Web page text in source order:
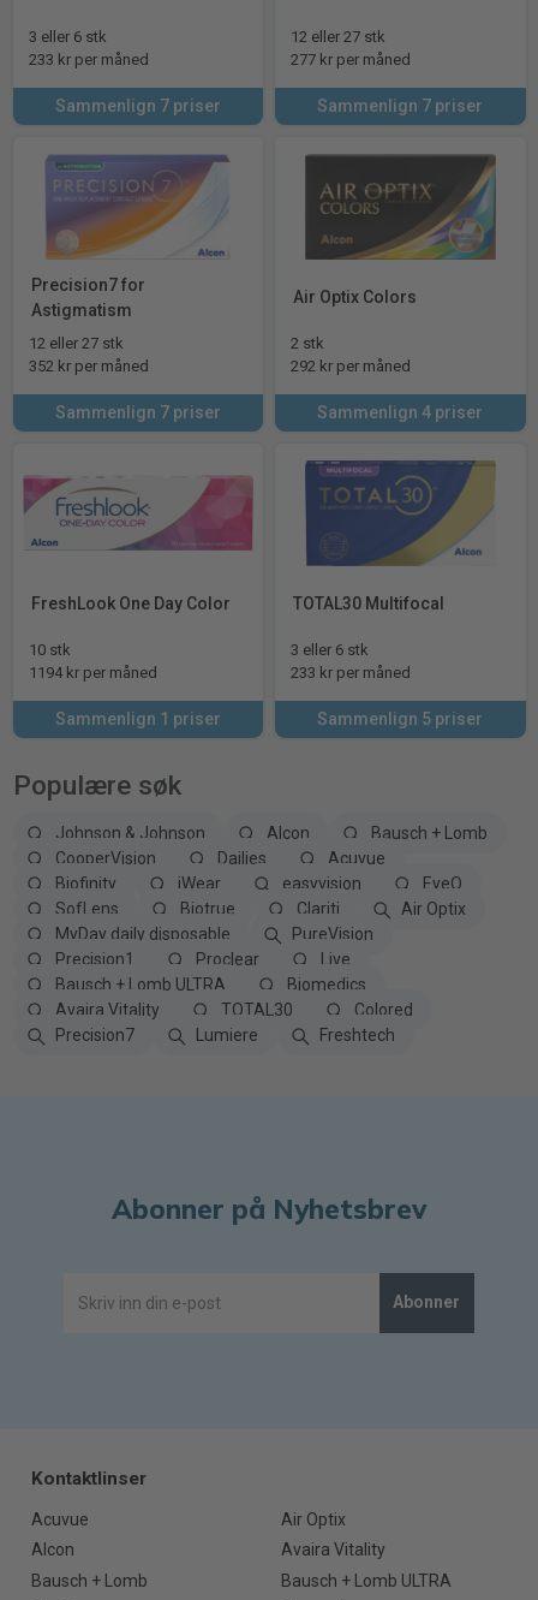
3 eller 6 stk
233 kr per måned
Sammenlign 7 priser
12 eller 27 stk
277 kr per måned
Sammenlign 7 priser
Precision7 for
Astigmatism
12 eller 27 stk
352 kr per måned
Sammenlign 7 priser
Air Optix Colors
2 stk
292 kr per måned
Sammenlign 4 priser
FreshLook One Day Color
10 stk
1194 kr per måned
Sammenlign 1 priser
TOTAL30 Multifocal
3 eller 6 stk
233 kr per måned
Sammenlign 5 priser
Populære søk
Johnson & Johnson Alcon
Bausch + Lomb
CooperVision
Dailies
Acuvue
Biofinity
iWear easyvision
EyeQ
SofLens
Biotrue Clariti
Air Optix
MyDay daily disposable
PureVision
Precision1
Proclear
Live
Bausch + Lomb ULTRA
Biomedics
Avaira Vitality
TOTAL30
Colored
Precision7
Lumiere Freshtech
Abonner på Nyhetsbrev
Abonner
Kontaktlinser
Acuvue
Air Optix
Alcon
Avaira Vitality
Bausch + Lomb
Bausch + Lomb ULTRA